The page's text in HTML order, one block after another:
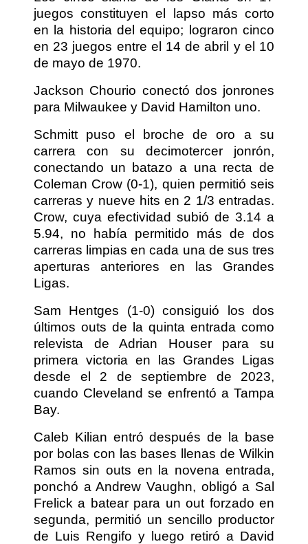
juegos constituyen el lapso más corto
en la historia del equipo; lograron cinco
en 23 juegos entre el 14 de abril y el 10
de mayo de 1970.
Jackson Chourio conectó dos jonrones
para Milwaukee y David Hamilton uno.
Schmitt puso el broche de oro a su
carrera con su decimotercer jonrón,
conectando un batazo a una recta de
Coleman Crow (0-1), quien permitió seis
carreras y nueve hits en 2 1/3 entradas.
Crow, cuya efectividad subió de 3.14 a
5.94, no había permitido más de dos
carreras limpias en cada una de sus tres
aperturas anteriores en las Grandes
Ligas.
Sam Hentges (1-0) consiguió los dos
últimos outs de la quinta entrada como
relevista de Adrian Houser para su
primera victoria en las Grandes Ligas
desde el 2 de septiembre de 2023,
cuando Cleveland se enfrentó a Tampa
Bay.
Caleb Kilian entró después de la base
por bolas con las bases llenas de Wilkin
Ramos sin outs en la novena entrada,
ponchó a Andrew Vaughn, obligó a Sal
Frelick a batear para un out forzado en
segunda, permitió un sencillo productor
de Luis Rengifo y luego retiró a David